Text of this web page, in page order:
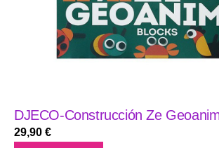
DJECO-Construcción Ze
29,90 €